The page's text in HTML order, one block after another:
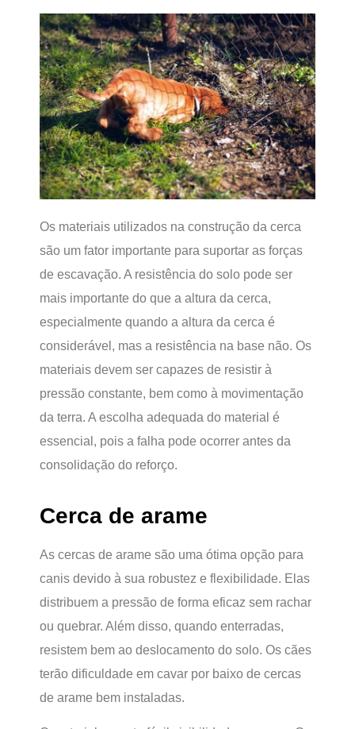
Os materiais utilizados na construção da cerca
são um fator importante para suportar as forças
de escavação. A resistência do solo pode ser
mais importante do que a altura da cerca,
especialmente quando a altura da cerca é
considerável, mas a resistência na base não. Os
materiais devem ser capazes de resistir à
pressão constante, bem como à movimentação
da terra. A escolha adequada do material é
essencial, pois a falha pode ocorrer antes da
consolidação do reforço.
Cerca de arame
As cercas de arame são uma ótima opção para
canis devido à sua robustez e flexibilidade. Elas
distribuem a pressão de forma eficaz sem rachar
ou quebrar. Além disso, quando enterradas,
resistem bem ao deslocamento do solo. Os cães
terão dificuldade em cavar por baixo de cercas
de arame bem instaladas.